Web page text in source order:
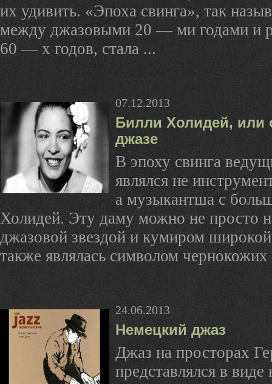
их удивить. «Эпоха свинга», так
между джазовыми 20 — ми годами и
60 — х годов, стала ...
07.12.2013
Билли Холидей, или
джазе
В эпоху свинга
являлся не
а музыкантша с
Холидей. Эту даму можно не просто
джазовой звездой и кумиром
также являлась символом
24.06.2013
Немецкий джаз
Джаз на просторах
представлялся в виде